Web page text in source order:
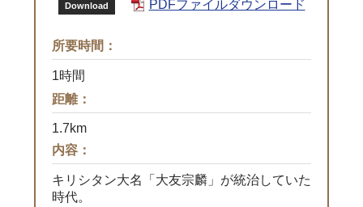
Download PDFファイルダウンロード
所要時間：
1時間
距離：
1.7km
内容：
キリシタン大名「大友宗麟」が統治していた
時代。